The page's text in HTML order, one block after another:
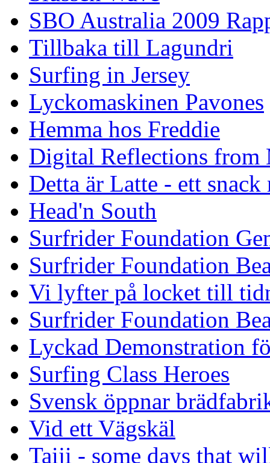
SBO Australia 2009
Tillbaka till Lagundri
Surfing in Jersey
Lyckomaskinen Pavones
Hemma hos Freddie
Digital Reflections from
Detta är Latte - ett
Head'n South
Surfrider Foundation
Surfrider Foundation
Vi lyfter på locket till
Surfrider Foundation
Lyckad Demonstration
Surfing Class Heroes
Svensk öppnar
Vid ett Vägskäl
Taiji - some days that